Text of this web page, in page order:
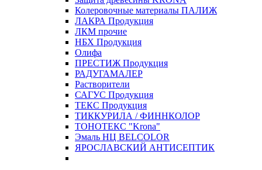
Колеровочные материалы ПАЛИЖ
ЛАКРА Продукция
ЛКМ прочие
НБХ Продукция
Олифа
ПРЕСТИЖ Продукция
РАДУГАМАЛЕР
Растворители
САГУС Продукция
ТЕКС Продукция
ТИККУРИЛА / ФИННКОЛОР
ТОНОТЕКС "Krona"
Эмаль НЦ BELCOLOR
ЯРОСЛАВСКИЙ АНТИСЕПТИК